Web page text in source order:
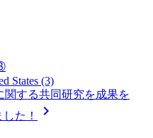
States (3)
関する共同研究を成果を
た！
chevron_right